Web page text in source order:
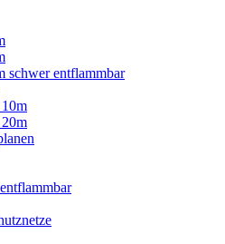
schwer entflammbar